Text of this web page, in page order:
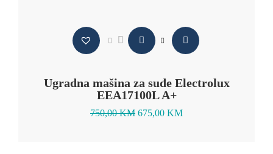
Ugradna mašina za suđe Electrolux
EEA17100L A+
750,00KM 675,00 KM